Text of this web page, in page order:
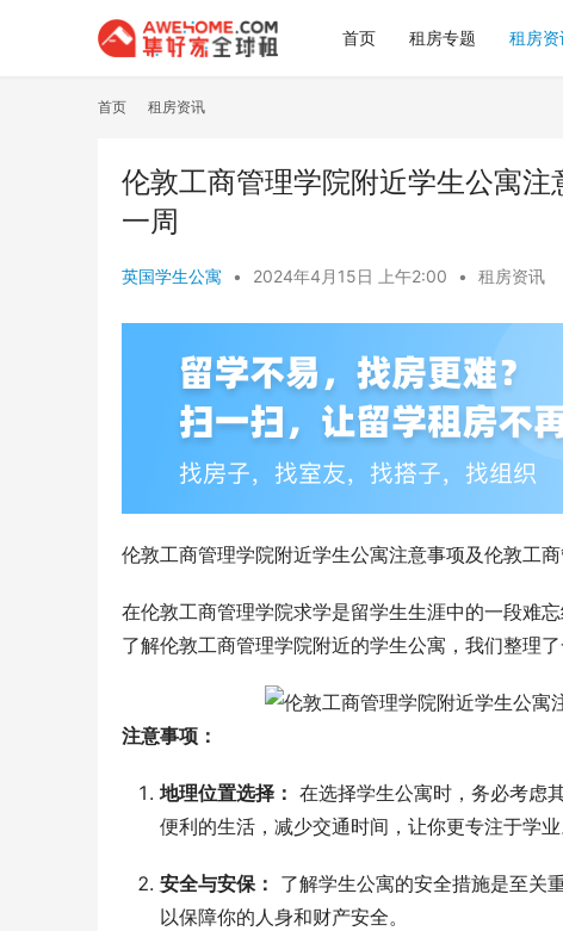
首页 租房专题 租房资
首页 租房资讯
伦敦工商管理学院附近学生公寓
一周
英国学生公寓 • 2024年4月15日 上午2:00 • 租房资讯
伦敦工商管理学院附近学生公寓注意事项及伦敦工
在伦敦工商管理学院求学是留学生生涯中的一段难
了解伦敦工商管理学院附近的学生公寓，我们整理
注意事项：
地理位置选择： 在选择学生公寓时，务必考虑
便利的生活，减少交通时间，让你更专注于学业
安全与安保： 了解学生公寓的安全措施是至关
以保障你的人身和财产安全。